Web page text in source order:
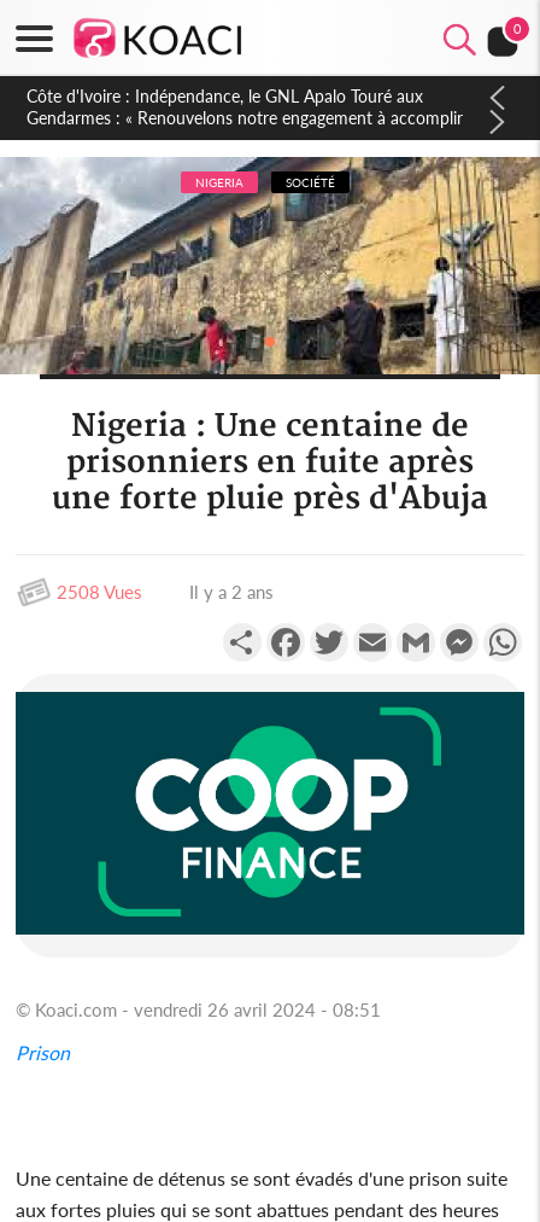
0
Sierra Leone : Un projet de réforme constitutionnelle en
gestation, points clés des amendements, un exclu d'avance
NIGERIA SOCIÉTÉ
Nigeria : Une centaine de
prisonniers en fuite après
une forte pluie près d'Abuja
2508 Vues Il y a 2 ans
PartagerFacebookTwitterEmail Gmail
© Koaci.com - vendredi 26 avril 2024 - 08:51
Prison
Une centaine de détenus se sont évadés d'une prison suite
aux fortes pluies qui se sont abattues pendant des heures